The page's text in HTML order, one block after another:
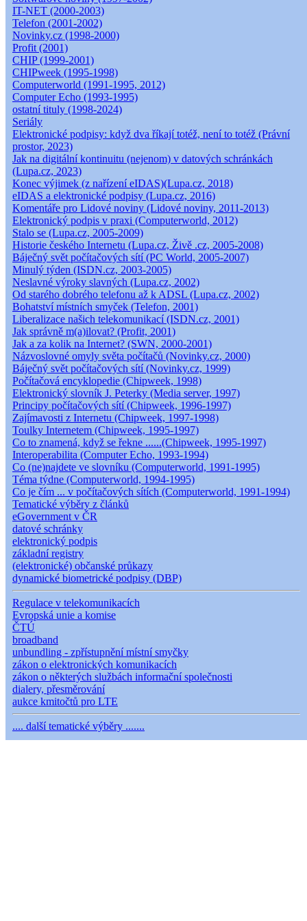
IT-NET (2000-2003)
Telefon (2001-2002)
Novinky.cz (1998-2000)
Profit (2001)
CHIP (1999-2001)
CHIPweek (1995-1998)
Computerworld (1991-1995, 2012)
Computer Echo (1993-1995)
ostatní tituly (1998-2024)
Seriály
Elektronické podpisy: když dva říkají totéž, není to totéž (Právní
prostor, 2023)
Jak na digitální kontinuitu (nejenom) v datových schránkách
(Lupa.cz, 2023)
Konec výjimek (z nařízení eIDAS)(Lupa.cz, 2018)
eIDAS a elektronické podpisy (Lupa.cz, 2016)
Komentáře pro Lidové noviny (Lidové noviny, 2011-2013)
Elektronický podpis v praxi (Computerworld, 2012)
Stalo se (Lupa.cz, 2005-2009)
Historie českého Internetu (Lupa.cz, Živě .cz, 2005-2008)
Báječný svět počítačových sítí (PC World, 2005-2007)
Minulý týden (ISDN.cz, 2003-2005)
Neslavné výroky slavných (Lupa.cz, 2002)
Od starého dobrého telefonu až k ADSL (Lupa.cz, 2002)
Bohatství místních smyček (Telefon, 2001)
Liberalizace našich telekomunikací (ISDN.cz, 2001)
Jak správně m(a)ilovat? (Profit, 2001)
Jak a za kolik na Internet? (SWN, 2000-2001)
Názvoslovné omyly světa počítačů (Novinky.cz, 2000)
Báječný svět počítačových sítí (Novinky.cz, 1999)
Počítačová encyklopedie (Chipweek, 1998)
Elektronický slovník J. Peterky (Media server, 1997)
Principy počítačových sítí (Chipweek, 1996-1997)
Zajímavosti z Internetu (Chipweek, 1997-1998)
Toulky Internetem (Chipweek, 1995-1997)
Co to znamená, když se řekne ......(Chipweek, 1995-1997)
Interoperabilita (Computer Echo, 1993-1994)
Co (ne)najdete ve slovníku (Computerworld, 1991-1995)
Téma týdne (Computerworld, 1994-1995)
Co je čím ... v počítačových sítích (Computerworld, 1991-1994)
Tematické výběry z článků
eGovernment v ČR
datové schránky
elektronický podpis
základní registry
(elektronické) občanské průkazy
dynamické biometrické podpisy (DBP)
Regulace v telekomunikacích
Evropská unie a komise
ČTÚ
broadband
unbundling - zpřístupnění místní smyčky
zákon o elektronických komunikacích
zákon o některých službách informační společnosti
dialery, přesměrování
aukce kmitočtů pro LTE
.... další tematické výběry .......